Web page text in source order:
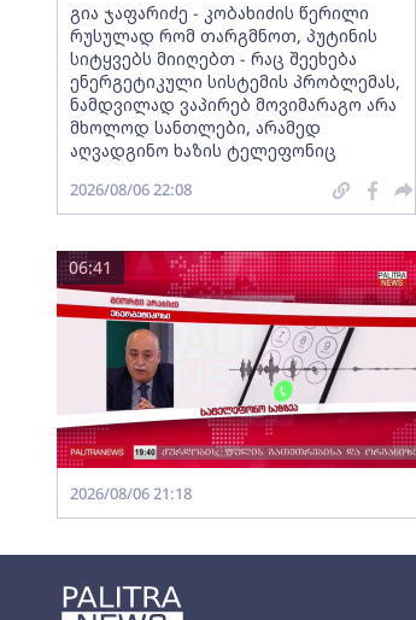
გია ჯაფარიძე - კობახიძის წერილი
რუსულად რომ თარგმნოთ, პუტინის
სიტყვებს მიიღებთ - რაც შეეხება
ენერგეტიკული სისტემის პრობლემას,
ნამდვილად ვაპირებ მოვიმარაგო არა
მხოლოდ სანთლები, არამედ
აღვადგინო ხაზის ტელეფონიც
2026/08/06 22:08
06:41
2026/08/06 21:18